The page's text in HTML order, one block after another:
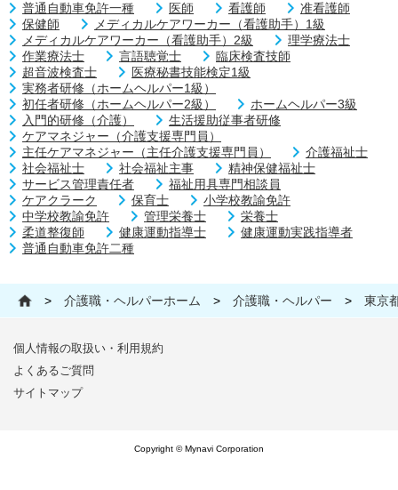
普通自動車免許一種 医師 看護師
准看護師
保健師
メディカルケアワーカー（看護助手）1級
メディカルケアワーカー（看護助手）2級
理学療法士
作業療法士
言語聴覚士
臨床検査技師
超音波検査士
医療秘書技能検定1級
実務者研修（ホームヘルパー1級）
初任者研修（ホームヘルパー2級）
ホームヘルパー3級
入門的研修（介護）
生活援助従事者研修
ケアマネジャー（介護支援専門員）
主任ケアマネジャー（主任介護支援専門員）
介護福祉士
社会福祉士
社会福祉主事
精神保健福祉士
サービス管理責任者
福祉用具専門相談員
ケアクラーク
保育士
小学校教諭免許
中学校教諭免許
管理栄養士
栄養士
柔道整復師
健康運動指導士
健康運動実践指導者
普通自動車免許二種
> 介護職・ヘルパーホーム > 介護職・ヘルパー > 東京
個人情報の取扱い・利用規約
よくあるご質問
サイトマップ
Copyright © Mynavi Corporation